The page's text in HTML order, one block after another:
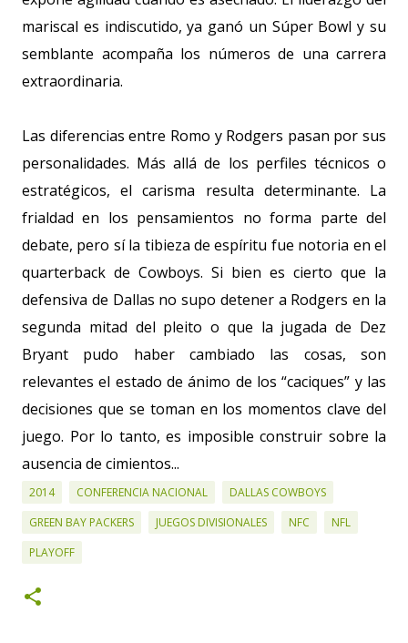
mariscal es indiscutido, ya ganó un Súper Bowl y su
semblante acompaña los números de una carrera
extraordinaria.
Las diferencias entre Romo y Rodgers pasan por sus
personalidades. Más allá de los perfiles técnicos o
estratégicos, el carisma resulta determinante. La
frialdad en los pensamientos no forma parte del
debate, pero sí la tibieza de espíritu fue notoria en el
quarterback de Cowboys. Si bien es cierto que la
defensiva de Dallas no supo detener a Rodgers en la
segunda mitad del pleito o que la jugada de Dez
Bryant pudo haber cambiado las cosas, son
relevantes el estado de ánimo de los “caciques” y las
decisiones que se toman en los momentos clave del
juego. Por lo tanto, es imposible construir sobre la
ausencia de cimientos...
2014 CONFERENCIA NACIONAL
DALLAS COWBOYS
GREEN BAY PACKERS
JUEGOS DIVISIONALES NFC
NFL
PLAYOFF